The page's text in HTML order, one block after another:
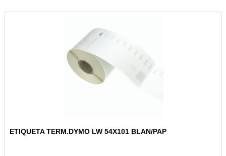
ETIQUETA TERM.DYMO LW 54X101 BLAN/PAP